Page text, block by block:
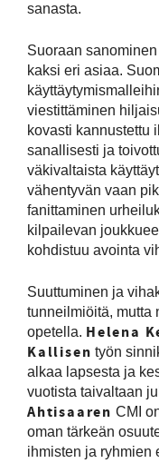
sanasta.
Suoraan
kaksi eri asiaa.
viestittäminen
kovasti kannustettu
sanallisesti ja
väkivaltaista
vähentyvän vaan
fanittaminen
kilpailevan
kohdistuu avointa
Suuttuminen ja
tunneilmiöitä, mutta
opetella. Helena
Kallisen työn
alkaa lapsesta ja
vuotista taivaltaan
Ahtisaaren CMI
oman tärkeän
ihmisten ja ryhmien